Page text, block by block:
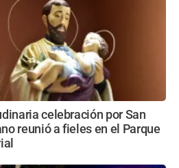
celebración por San
reunió a fieles en el Parque